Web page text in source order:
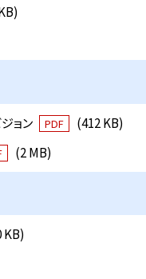
ョン PDF
(412 KB)
(2 MB)
KB)